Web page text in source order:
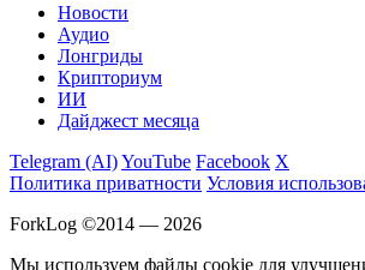
Новости
Аудио
Лонгриды
Крипториум
ИИ
Дайджест месяца
Telegram (AI)YouTube Facebook X
Политика приватности Условия
ForkLog ©2014 — 2026
Мы используем файлы cookie для